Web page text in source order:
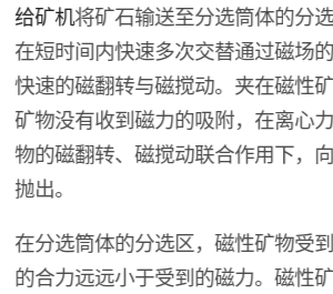
给矿机将矿石输送至分选筒体的分
在短时间内快速多次交替通过磁场
快速的磁翻转与磁搅动。夹在磁性
矿物没有收到磁力的吸附，在离心
物的磁翻转、磁搅动联合作用下，
抛出。
在分选筒体的分选区，磁性矿物受
的合力远远小于受到的磁力。磁性